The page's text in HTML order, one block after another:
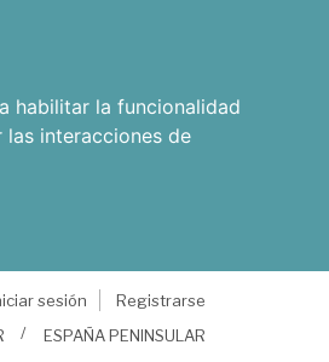
habilitar la funcionalidad
interacciones de
sesión
Registrarse
ESPAÑA PENINSULAR